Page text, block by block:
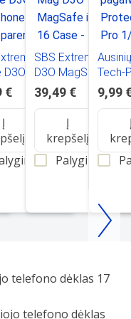
D3O Case
16 -
€
Į
SBS Extreme Mag
D3O MagSafe
iPhone 16 Case -
Transparent
39,49 €
Į
krepšelį
Palyginti
Tech-
1/
9,99
telefono dėklas 17